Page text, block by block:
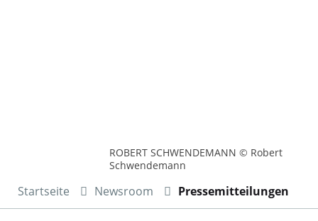
ROBERT SCHWENDEMANN © Robert
Schwendemann
Startseite Newsroom Pressemitteilungen